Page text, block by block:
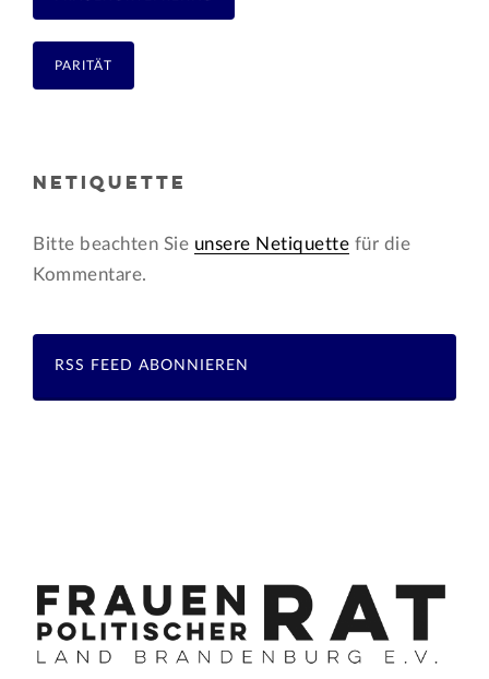
PARITÄT
NETIQUETTE
Bitte beachten Sie unsere Netiquette für die
Kommentare.
RSS FEED ABONNIEREN